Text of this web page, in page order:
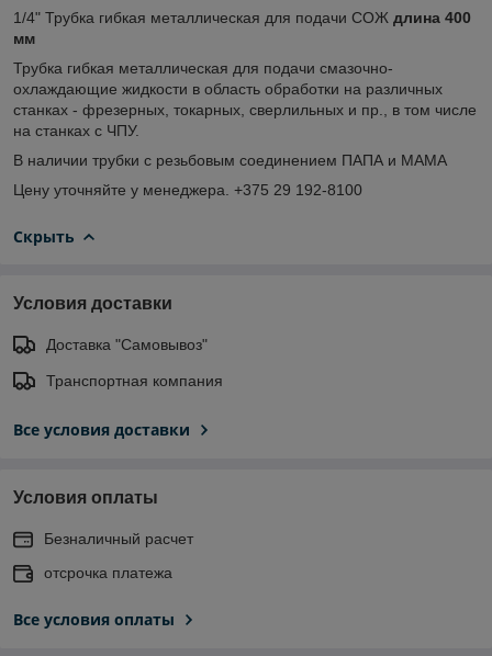
1/4" Трубка гибкая металлическая для подачи СОЖ длина 400
мм
Трубка гибкая металлическая для подачи cмазочно-
охлаждающие жидкости в область обработки на различных
станках - фрезерных, токарных, сверлильных и пр., в том числе
на станках с ЧПУ.
В наличии трубки с резьбовым соединением ПАПА и МАМА
Цену уточняйте у менеджера. +375 29 192-8100
Скрыть
Условия доставки
Доставка "Самовывоз"
Транспортная компания
Все условия доставки
Условия оплаты
Безналичный расчет
отсрочка платежа
Все условия оплаты